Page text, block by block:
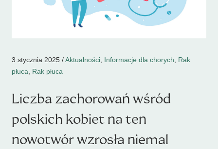
3 stycznia 2025 /Aktualności Informacje dla chorych
Rak
płuca
Rak płuca
Liczba zachorowań wśród
polskich kobiet na ten
nowotwór wzrosła niemal